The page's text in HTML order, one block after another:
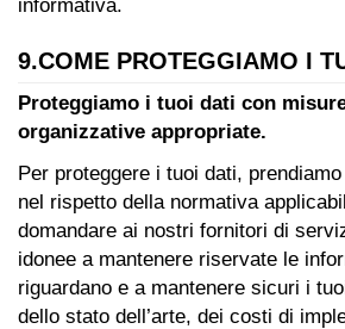
informativa.
9.COME PROTEGGIAMO I
Proteggiamo i tuoi dati con
organizzative appropriate.
Per proteggere i tuoi dati,
nel rispetto della normativa
domandare ai nostri fornitori di
idonee a mantenere riservate le
riguardano e a mantenere sicuri i
dello stato dell’arte, dei costi di